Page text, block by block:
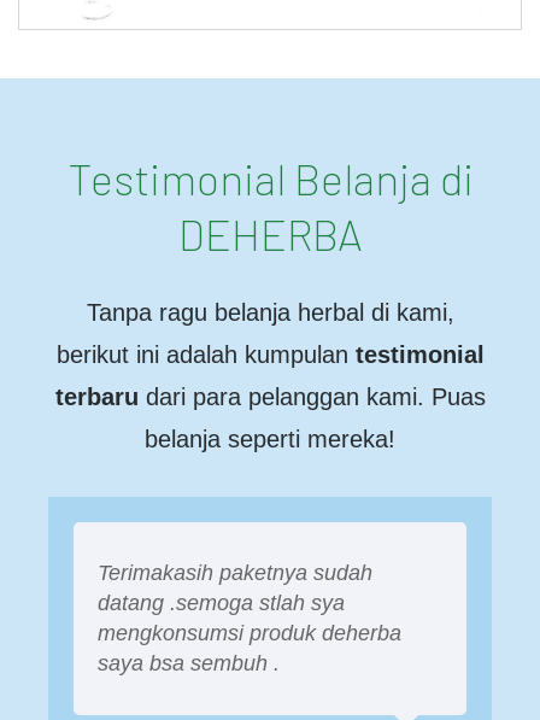
Testimonial Belanja di
DEHERBA
Tanpa ragu belanja herbal di kami,
berikut ini adalah kumpulan testimonial
terbaru dari para pelanggan kami. Puas
belanja seperti mereka!
Terimakasih paketnya sudah
datang .semoga stlah sya
mengkonsumsi produk deherba
saya bsa sembuh .